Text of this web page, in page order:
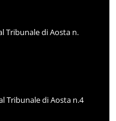
Tribunale di Aosta n.
Tribunale di Aosta n.4